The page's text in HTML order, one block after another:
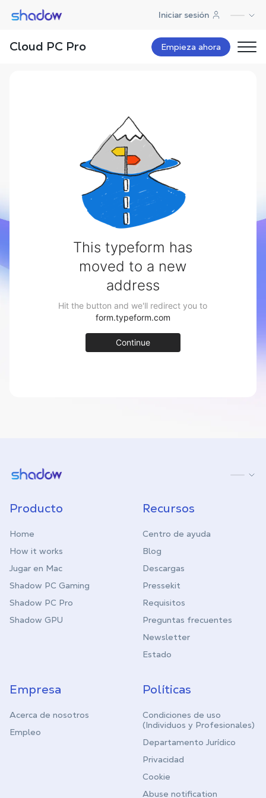
Shadow.tech Iniciar sesión
Cloud PC Pro Empieza ahora
Abuse notification
Shadow.tech
Producto
Home
How it works
Jugar en Mac
Shadow PC Gaming
Shadow PC Pro
Shadow GPU
Recursos
Centro de ayuda
Blog
Descargas
Pressekit
Requisitos
Preguntas frecuentes
Newsletter
Estado
Empresa
Acerca de nosotros
Empleo
Políticas
Condiciones de uso
(Individuos y Profesionales)
Departamento Jurídico
Privacidad
Cookie
Abuse notification